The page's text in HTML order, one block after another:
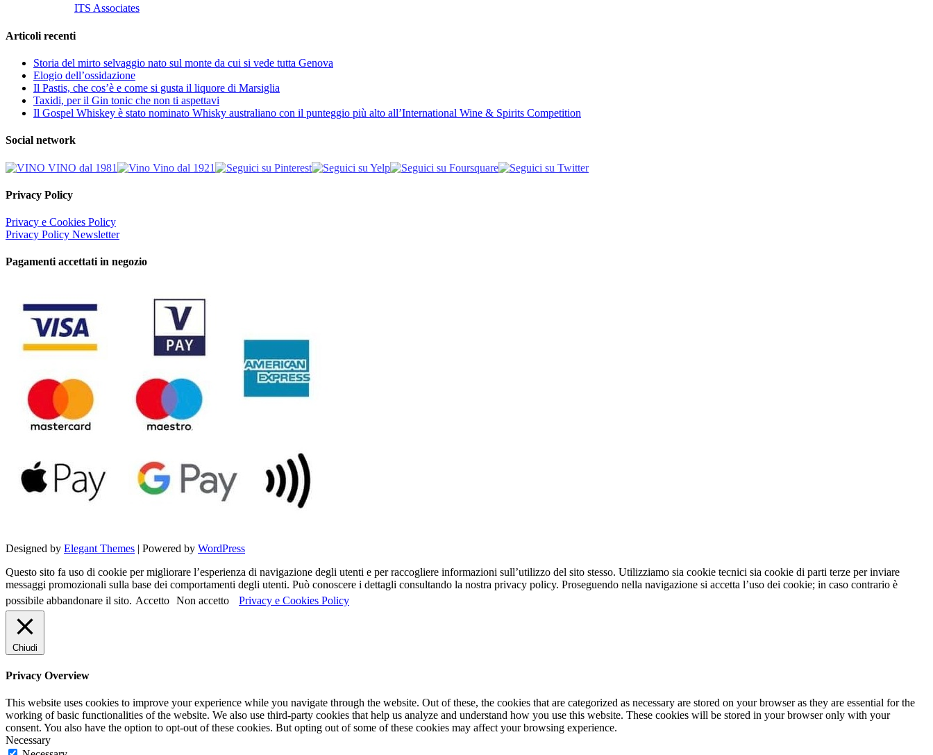
ITS Associates
Articoli recenti
Storia del mirto selvaggio nato sul monte da cui si vede tutta Genova
Elogio dell’ossidazione
Il Pastis, che cos’è e come si gusta il liquore di Marsiglia
Taxidi, per il Gin tonic che non ti aspettavi
Il Gospel Whiskey è stato nominato Whisky australiano con il punteggio più alto all’International Wine & Spirits Competition
Social network
Privacy Policy
Privacy e Cookies Policy
Privacy Policy Newsletter
Pagamenti accettati in negozio
Designed by Elegant Themes | Powered by WordPress
Questo sito fa uso di cookie per migliorare l’esperienza di navigazione degli utenti e per raccogliere informazioni sull’utilizzo del sito stesso. Utilizziamo sia cookie tecnici sia cookie di parti terze per inviare
messaggi promozionali sulla base dei comportamenti degli utenti. Può conoscere i dettagli consultando la nostra privacy policy. Proseguendo nella navigazione si accetta l’uso dei cookie; in caso contrario è
possibile abbandonare il sito. Accetto Non accetto Privacy e Cookies Policy
Chiudi
Privacy Overview
This website uses cookies to improve your experience while you navigate through the website. Out of these, the cookies that are categorized as necessary are stored on your browser as they are essential for the
working of basic functionalities of the website. We also use third-party cookies that help us analyze and understand how you use this website. These cookies will be stored in your browser only with your
consent. You also have the option to opt-out of these cookies. But opting out of some of these cookies may affect your browsing experience.
Necessary